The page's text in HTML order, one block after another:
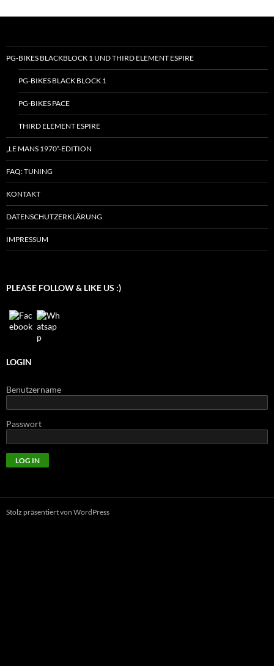
PG-BIKES BLACKBLOCK 1 UND THIRD ELEMENT ESPIRE
PG-BIKES BLACK BLOCK 1
PG-BIKES PACE
THIRD ELEMENT ESPIRE
„LE MANS 1970“-EDITION
FAQ: TUNING
KONTAKT
DATENSCHUTZERKLÄRUNG
IMPRESSUM
PLEASE FOLLOW & LIKE US :)
LOGIN
Benutzername
Passwort
Stolz präsentiert von WordPress